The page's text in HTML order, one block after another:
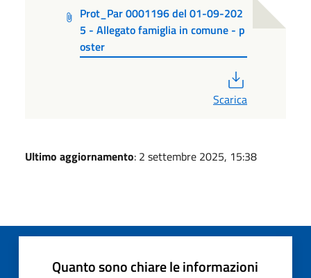
Prot_Par 0001196 del 01-09-202
5 - Allegato famiglia in comune - p
oster
Scarica
Ultimo aggiornamento: 2 settembre 2025, 15:38
Quanto sono chiare le informazioni